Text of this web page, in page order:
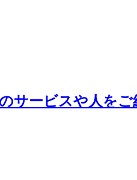
サービスや人をご